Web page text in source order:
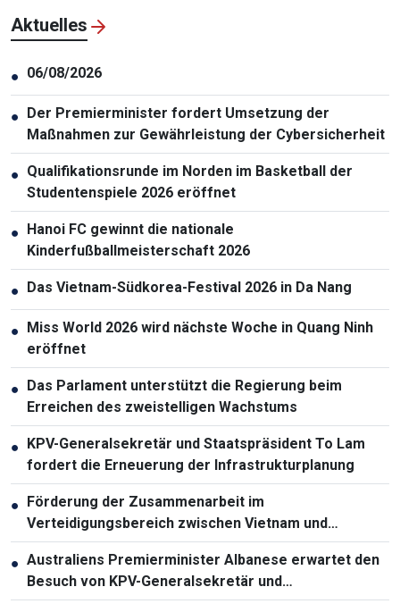
Aktuelles
● 06/08/2026
● Der Premierminister fordert Umsetzung der
Maßnahmen zur Gewährleistung der Cybersicherheit
● Qualifikationsrunde im Norden im Basketball der
Studentenspiele 2026 eröffnet
● Hanoi FC gewinnt die nationale
Kinderfußballmeisterschaft 2026
● Das Vietnam-Südkorea-Festival 2026 in Da Nang
● Miss World 2026 wird nächste Woche in Quang Ninh
eröffnet
● Das Parlament unterstützt die Regierung beim
Erreichen des zweistelligen Wachstums
● KPV-Generalsekretär und Staatspräsident To Lam
fordert die Erneuerung der Infrastrukturplanung
● Förderung der Zusammenarbeit im
Verteidigungsbereich zwischen Vietnam und
Malaysia
● Australiens Premierminister Albanese erwartet den
Besuch von KPV-Generalsekretär und
Staatspräsident To Lam